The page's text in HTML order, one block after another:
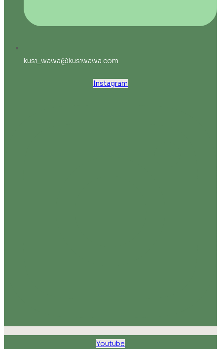
kusi_wawa@kusiwawa.com
Instagram
Youtube